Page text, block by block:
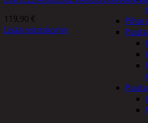
119,90 €
Lisää ostoskoriin